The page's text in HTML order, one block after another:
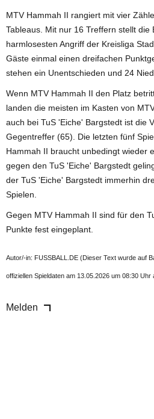
MTV Hammah II rangiert mit vier
Tableaus. Mit nur 16 Treffern stellt die
harmlosesten Angriff der Kreisliga
Gäste einmal einen dreifachen
stehen ein Unentschieden und 24
Wenn MTV Hammah II den Platz
landen die meisten im Kasten von
auch bei TuS 'Eiche' Bargstedt ist die
Gegentreffer (65). Die letzten fünf
Hammah II braucht unbedingt wieder
gegen den TuS 'Eiche' Bargstedt
der TuS 'Eiche' Bargstedt immerhin
Spielen.
Gegen MTV Hammah II sind für den
Punkte fest eingeplant.
Autor/-in: FUSSBALL.DE (Dieser Text wurde auf
offiziellen Spieldaten am 13.05.2026 um 08:30
Melden